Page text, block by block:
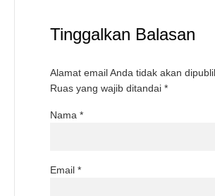
Tinggalkan Balasan
Alamat email Anda tidak akan
Ruas yang wajib ditandai *
Nama *
Email *